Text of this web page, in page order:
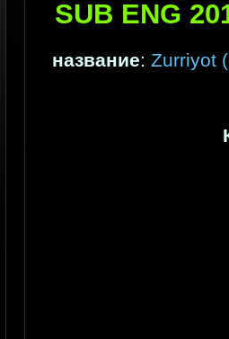
SUB ENG
название: Zurriyot